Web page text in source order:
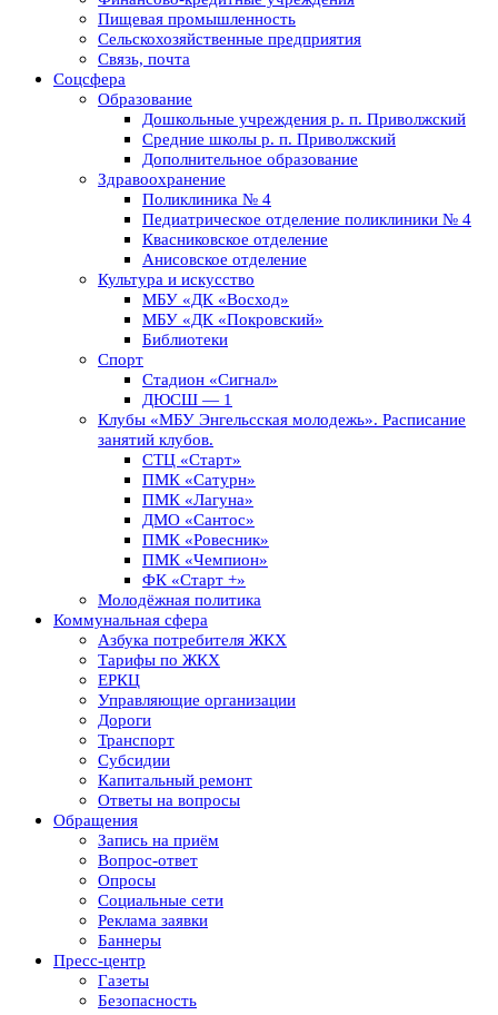
Пищевая промышленность
Сельскохозяйственные предприятия
Связь, почта
Соцсфера
Образование
Дошкольные учреждения р. п. Приволжский
Средние школы р. п. Приволжский
Дополнительное образование
Здравоохранение
Поликлиника № 4
Педиатрическое отделение поликлиники № 4
Квасниковское отделение
Анисовское отделение
Культура и искусство
МБУ «ДК «Восход»
МБУ «ДК «Покровский»
Библиотеки
Спорт
Стадион «Сигнал»
ДЮСШ — 1
Клубы «МБУ Энгельсская молодежь». Расписание
занятий клубов.
СТЦ «Старт»
ПМК «Сатурн»
ПМК «Лагуна»
ДМО «Сантос»
ПМК «Ровесник»
ПМК «Чемпион»
ФК «Старт +»
Молодёжная политика
Коммунальная сфера
Азбука потребителя ЖКХ
Тарифы по ЖКХ
ЕРКЦ
Управляющие организации
Дороги
Транспорт
Субсидии
Капитальный ремонт
Ответы на вопросы
Обращения
Запись на приём
Вопрос-ответ
Опросы
Социальные сети
Реклама заявки
Баннеры
Пресс-центр
Газеты
Безопасность